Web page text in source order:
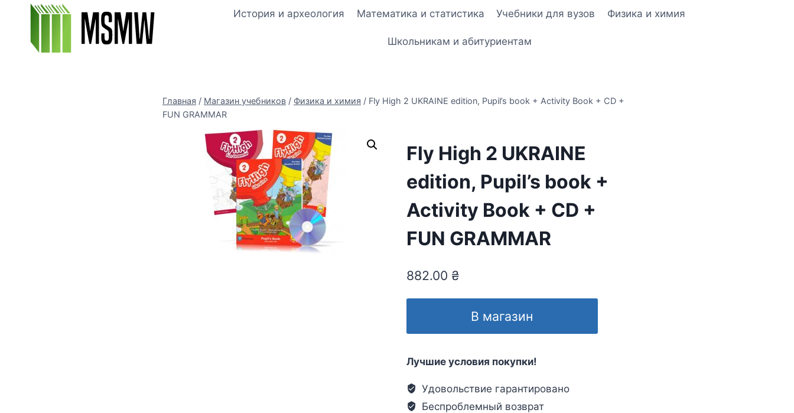
Перейти
содержимому
История и археология Математика и статистика Учебники для вузов Физика и химия
Школьникам и абитуриентам
Главная / Магазин учебников / Физика и химия / Fly High 2 UKRAINE edition, Pupil’s book + Activity Book + CD +
FUN GRAMMAR
Fly High 2 UKRAINE
edition, Pupil’s book +
Activity Book + CD +
FUN GRAMMAR
882.00 ₴
В магазин
Лучшие условия покупки!
Удовольствие гарантировано
Беспроблемный возврат